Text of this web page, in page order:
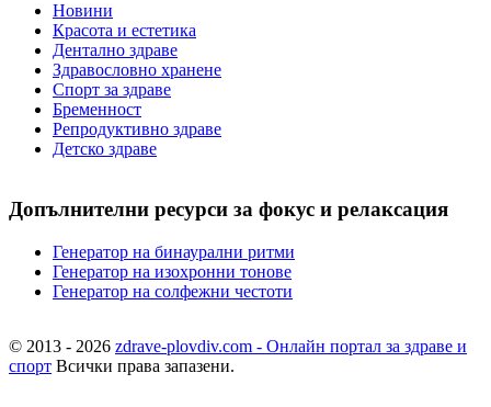
Новини
Красота и естетика
Дентално здраве
Здравословно хранене
Спорт за здраве
Бременност
Репродуктивно здраве
Детско здраве
Допълнителни ресурси за фокус и релаксация
Генератор на бинаурални ритми
Генератор на изохронни тонове
Генератор на солфежни честоти
© 2013 - 2026 zdrave-plovdiv.com - Онлайн портал за здраве и
спорт Всички права запазени.